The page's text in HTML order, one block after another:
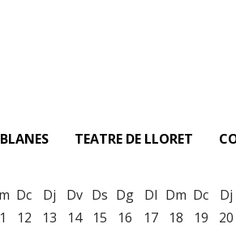
TEATRE DE LLORET
Dc
12
Dj
13
Dv
14
Ds
15
Dg
16
Dl
17
Dm
18
Dc
19
Dj
20